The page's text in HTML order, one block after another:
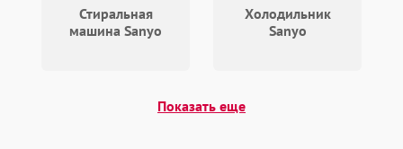
Стиральная
машина Sanyo
Холодильник
Sanyo
Показать еще